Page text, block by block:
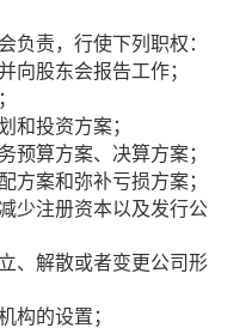
负责，行使下列职权：
向股东会报告工作；
和投资方案；
预算方案、决算方案；
方案和弥补亏损方案；
少注册资本以及发行公
、解散或者变更公司形
构的设置；